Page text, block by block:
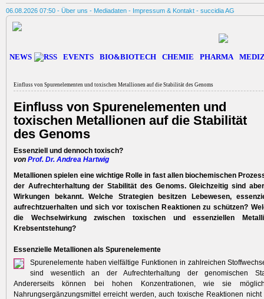
06.08.2026 07:50 - Über uns - Mediadaten - Impressum & Kontakt - succidia AG
NEWS EVENTS BIO&BIOTECH CHEMIE PHARMA
Einfluss von Spurenelementen und toxischen Metallionen auf die Stabilität des Genoms
Einfluss von Spurenelementen und
toxischen Metallionen auf die Stabilität
des Genoms
Essenziell und dennoch toxisch?
von Prof. Dr. Andrea Hartwig
Metallionen spielen eine wichtige Rolle in fast allen biochemischen
der Aufrechterhaltung der Stabilität des Genoms. Gleichzeitig sind
Wirkungen bekannt. Welche Strategien besitzen Lebewesen,
aufrechtzuerhalten und sich vor toxischen Reaktionen zu schützen?
die Wechselwirkung zwischen toxischen und essenziellen
Krebsentstehung?
Essenzielle Metallionen als Spurenelemente
Spurenelemente haben vielfältige Funktionen in zahlreichen
sind wesentlich an der Aufrechterhaltung der genomischen
Andererseits können bei hohen Konzentrationen, wie sie
Nahrungsergänzungsmittel erreicht werden, auch toxische Reaktionen